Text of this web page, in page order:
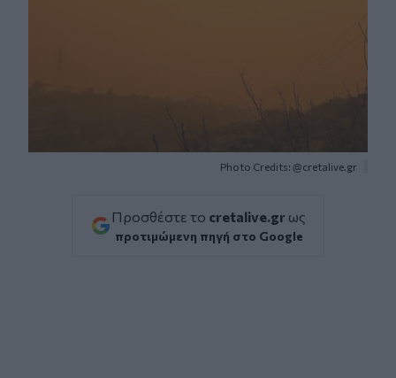
Photo Credits: @cretalive.gr
Προσθέστε το cretalive.gr ως
προτιμώμενη πηγή στο Google